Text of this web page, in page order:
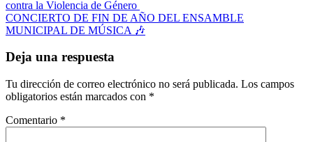
de
entradas
contra la Violencia de Género
CONCIERTO DE FIN DE AÑO DEL ENSAMBLE
MUNICIPAL DE MÚSICA 🎶
Deja una respuesta
Tu dirección de correo electrónico no será publicada. Los campos
obligatorios están marcados con *
Comentario *